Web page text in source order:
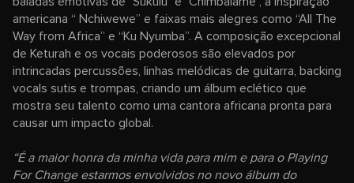
americana “ Nchiwewe” e faixas mais alegres como “All The
Way from Africa” e “Ku Nyumba”. A composição excepcional
de Keturah e os vocais poderosos são elevados por
intrincadas percussões, linhas melódicas de guitarra, backing
vocals sutis e trompas, criando um álbum eclético que
mostra seu talento como uma cantora africana pronta para
causar um impacto global.
“É a maior honra da minha vida para mim e para o Playing
For Change estarmos envolvidos no novo álbum do